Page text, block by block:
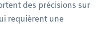
des précisions sur
requièrent une